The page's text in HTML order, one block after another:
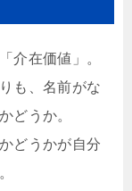
介在価値」。
も、名前がな
どうか。
どうかが自分